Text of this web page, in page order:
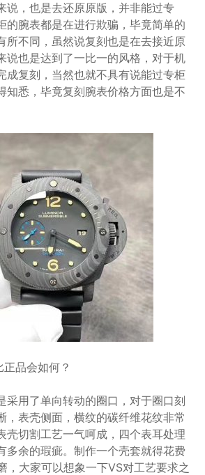
说，也是去还原原版，并非能过专
的腕表都是在进行欺骗，毕竟简单的
所不同，虽然说复刻也是在去接近原
说也是达到了一比一的风格，对于机
成复刻，当然也就不具有说能过专柜
知悉，毕竟复刻腕表价格方面也是不
品会如何？
采用了单向转动的圈口，对于圈口刻
，表壳侧面，横纹的碳纤维花纹非常
壳切割工艺一气呵成，四个表耳处理
多余的瑕疵。制作一个壳套就得花费
，大家可以想象一下VS对工艺要求之